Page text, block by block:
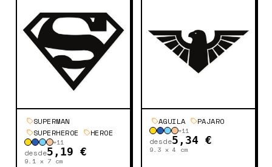
SUPERMAN
SUPERHEROE
HEROE
+11
desde5,19 €
9.1 x 7 cm
AGUILA PAJARO
+11
desde5,34 €
9.3 x 4 cm